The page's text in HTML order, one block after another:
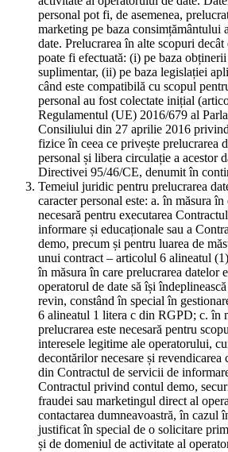
personal pot fi, de asemenea,
marketing pe baza consimțământului
date. Prelucrarea în alte scopuri
poate fi efectuată: (i) pe baza
suplimentar, (ii) pe baza legislației
când este compatibilă cu scopul
personal au fost colectate inițial
Regulamentul (UE) 2016/679 al
Consiliului din 27 aprilie 2016
fizice în ceea ce privește prelucrarea
personal și libera circulație a acestor
Directivei 95/46/CE, denumit în
Temeiul juridic pentru prelucrarea
caracter personal este: a. în măsura în
necesară pentru executarea
informare și educaționale sau a
demo, precum și pentru luarea de
unui contract – articolul 6 alineatul
în măsura în care prelucrarea datelor
operatorul de date să își
revin, constând în special în
6 alineatul 1 litera c din RGPD; c. în
prelucrarea este necesară pentru
interesele legitime ale operatorului,
decontărilor necesare și revendicarea
din Contractul de servicii de
Contractul privind contul demo,
fraudei sau marketingul direct al
contactarea dumneavoastră, în cazul
justificat în special de o solicitare
și de domeniul de activitate al